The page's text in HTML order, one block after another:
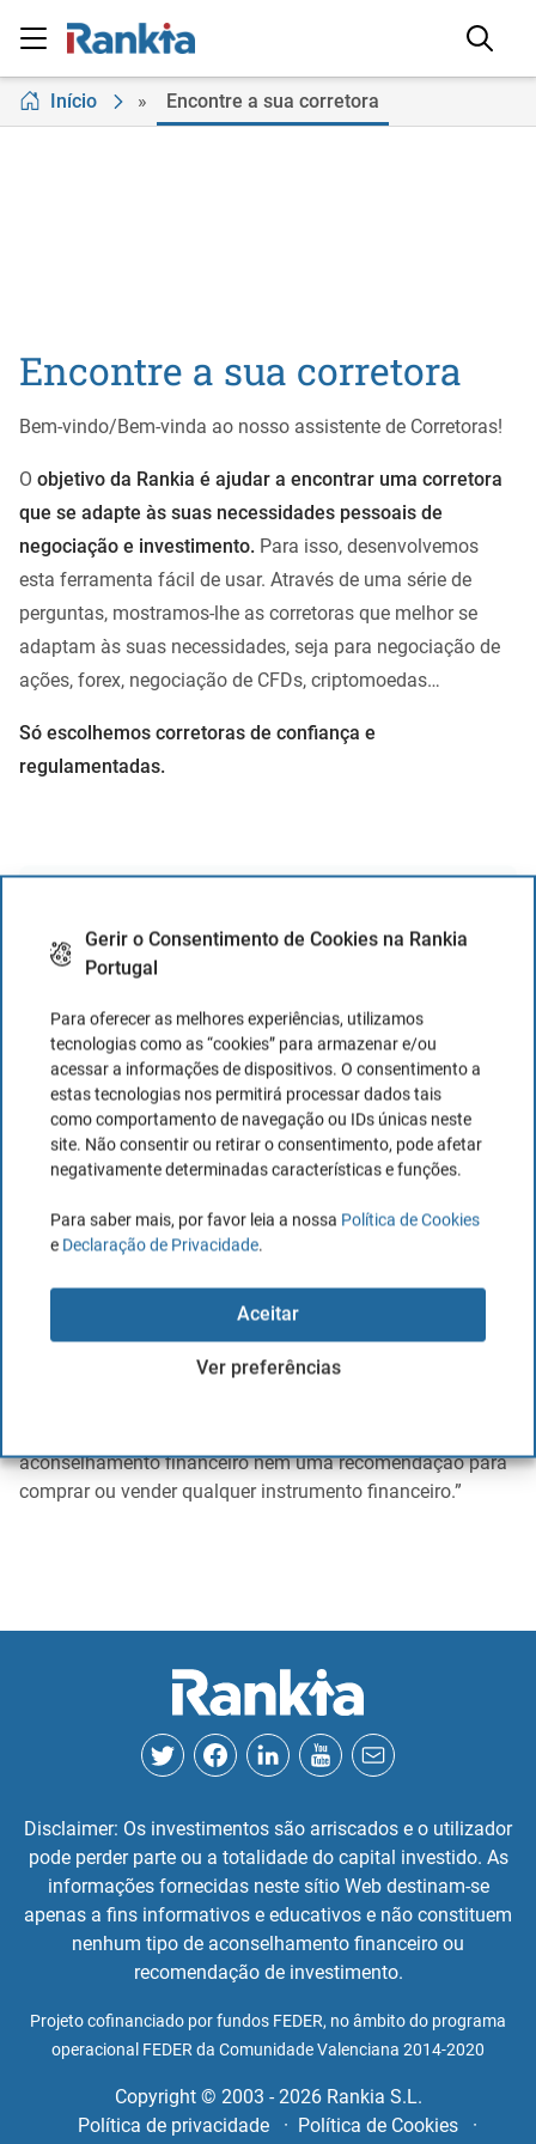
Gerir o Consentimento de Cookies na Rankia
Portugal
Para oferecer as melhores experiências, utilizamos
tecnologias como as “cookies” para armazenar e/ou
acessar a informações de dispositivos. O consentimento a
estas tecnologias nos permitirá processar dados tais
como comportamento de navegação ou IDs únicas neste
site. Não consentir ou retirar o consentimento, pode afetar
negativamente determinadas características e funções.
Para saber mais, por favor leia a nossa Política de Cookies
e Declaração de Privacidade.
Aceitar
Ver preferências
Início » Encontre a sua corretora
Encontre a sua corretora
Bem-vindo/Bem-vinda ao nosso assistente de Corretoras!
O objetivo da Rankia é ajudar a encontrar uma corretora
que se adapte às suas necessidades pessoais de
negociação e investimento. Para isso, desenvolvemos
esta ferramenta fácil de usar. Através de uma série de
perguntas, mostramos-lhe as corretoras que melhor se
adaptam às suas necessidades, seja para negociação de
ações, forex, negociação de CFDs, criptomoedas…
Só escolhemos corretoras de confiança e
regulamentadas.
“Este assistente é uma ferramenta de informação. Os
aconselhamento financeiro nem uma recomendação para
comprar ou vender qualquer instrumento financeiro.”
Disclaimer: Os investimentos são arriscados e o utilizador
pode perder parte ou a totalidade do capital investido. As
informações fornecidas neste sítio Web destinam-se
apenas a fins informativos e educativos e não constituem
nenhum tipo de aconselhamento financeiro ou
recomendação de investimento.
Projeto cofinanciado por fundos FEDER, no âmbito do programa
operacional FEDER da Comunidade Valenciana 2014-2020
Copyright © 2003 - 2026 Rankia S.L.
Política de privacidade
Política de Cookies